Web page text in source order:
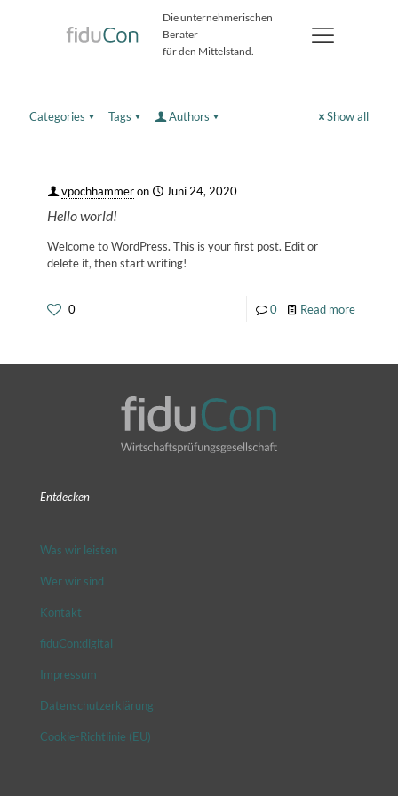
Die unternehmerischen
Berater
für den Mittelstand.
Categories Tags Authors Show all
vpochhammeron Juni 24, 2020
Hello world!
Welcome to WordPress. This is your first post. Edit or
delete it, then start writing!
0 0 Read more
Entdecken
Was wir leisten
Wer wir sind
Kontakt
fiduCon:digital
Impressum
Datenschutzerklärung
Cookie-Richtlinie (EU)